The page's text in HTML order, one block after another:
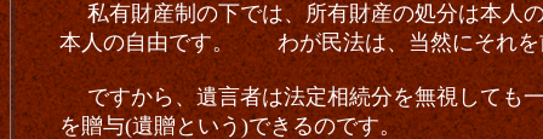
私有財産制の下では、所有財産の処分は本
本人の自由です。 わが民法は、当然にそれを
ですから、遺言者は法定相続分を無視しても一
を贈与(遺贈という)できるのです。